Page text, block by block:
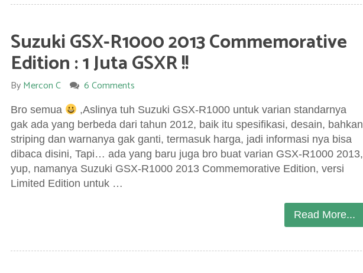
Suzuki GSX-R1000 2013 Commemorative
Edition : 1 Juta GSXR !!
ByMercon C 6 Comments
Bro semua
,Aslinya tuh Suzuki GSX-R1000 untuk varian standarnya
gak ada yang berbeda dari tahun 2012, baik itu spesifikasi, desain, bahkan
striping dan warnanya gak ganti, termasuk harga, jadi informasi nya bisa
dibaca disini, Tapi… ada yang baru juga bro buat varian GSX-R1000 2013,
yup, namanya Suzuki GSX-R1000 2013 Commemorative Edition, versi
Limited Edition untuk …
Read More...